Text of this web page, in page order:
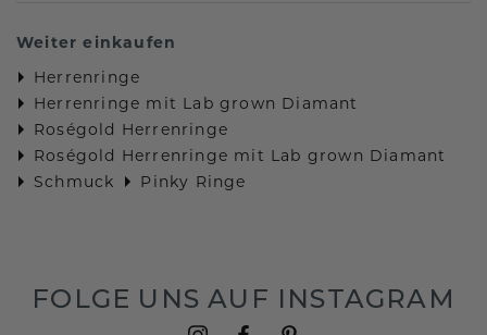
Weiter einkaufen
Herrenringe
Herrenringe mit Lab grown Diamant
Roségold Herrenringe
Roségold Herrenringe mit Lab grown Diamant
Schmuck
Pinky Ringe
FOLGE UNS AUF INSTAGRAM